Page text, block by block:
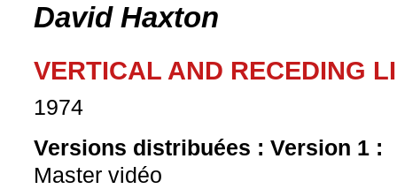
David Haxton
VERTICAL AND RECEDING
1974
Versions distribuées : Version 1 :
Master vidéo